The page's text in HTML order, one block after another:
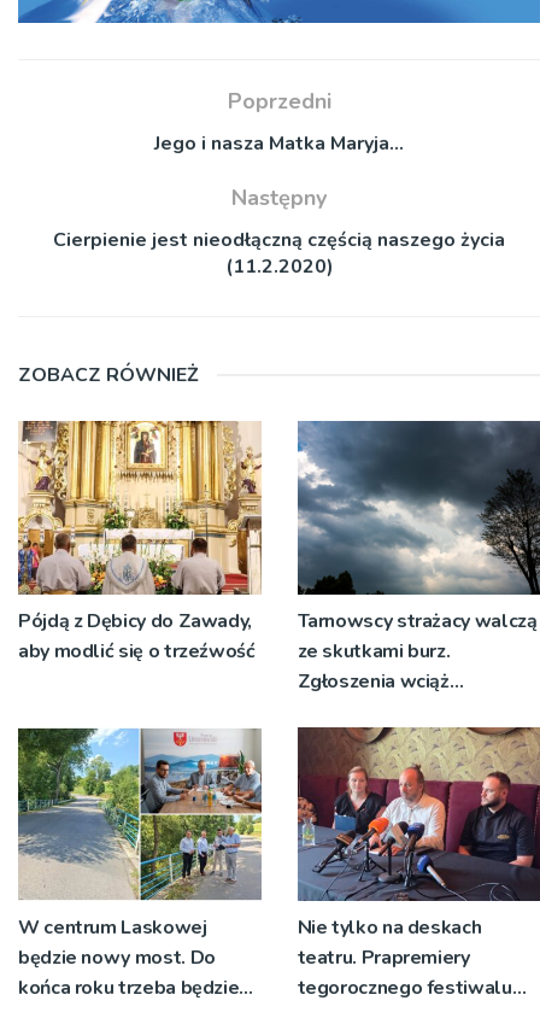
Poprzedni
Jego i nasza Matka Maryja…
Następny
Cierpienie jest nieodłączną częścią naszego życia
(11.2.2020)
ZOBACZ RÓWNIEŻ
Pójdą z Dębicy do Zawady,
aby modlić się o trzeźwość
Tarnowscy strażacy walczą
ze skutkami burz.
Zgłoszenia wciąż
W centrum Laskowej
będzie nowy most. Do
końca roku trzeba będzie
Nie tylko na deskach
teatru. Prapremiery
tegorocznego festiwalu